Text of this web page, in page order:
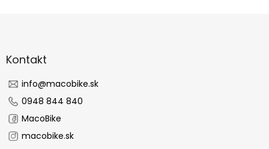
äKontakt
info@macobike.sk
0948 844 840
MacoBike
macobike.sk